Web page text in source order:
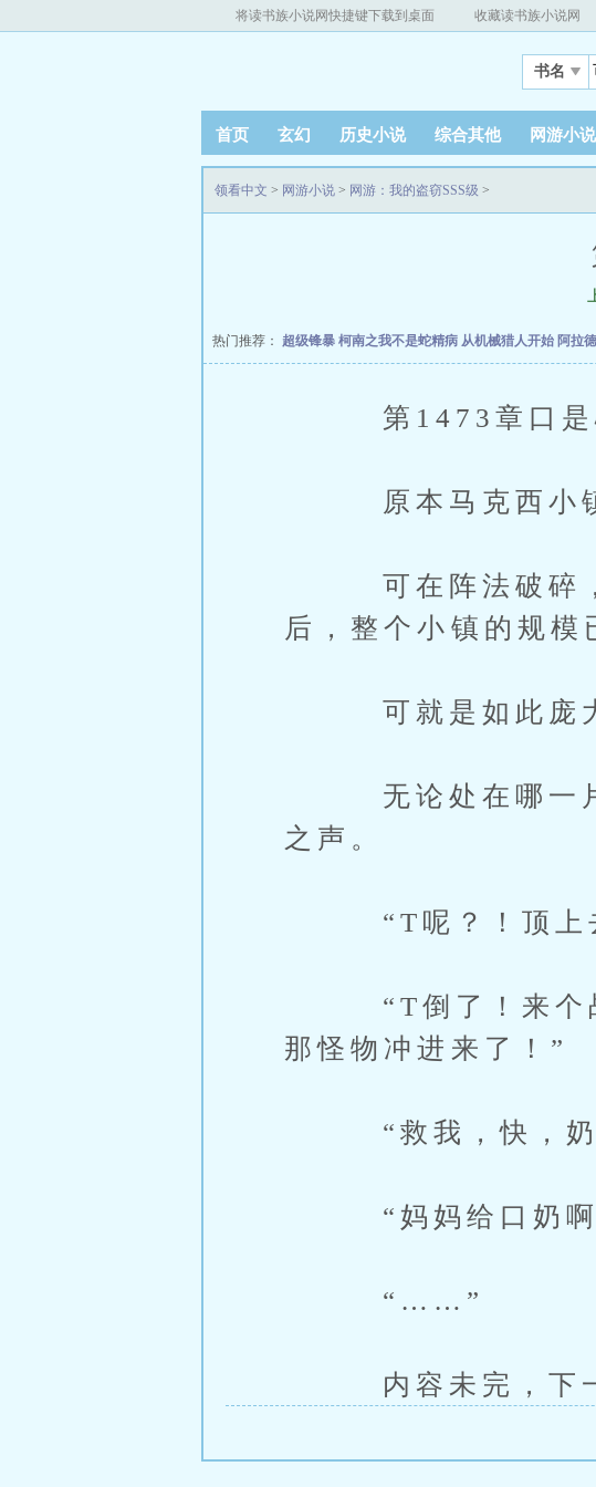
将读书族小说网快捷键下载到桌面 收藏读书族小说网
书名
首页 玄幻 历史小说 综合其他 网游小说
领看中文 > 网游小说 > 网游：我的盗窃SSS级 >
热门推荐： 超级锋暴 柯南之我不是蛇精病 从机械猎人开始 阿拉
第1473章口是
原本马克西小镇
可在阵法破碎，
后，整个小镇的规模
可就是如此庞大
无论处在哪一片
之声。
“T呢？！顶上去
“T倒了！来个战
那怪物冲进来了！”
“救我，快，奶
“妈妈给口奶啊
“……”
内容未完，下一